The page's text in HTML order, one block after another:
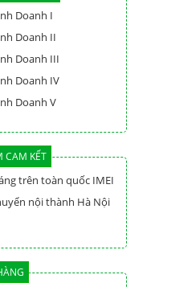
Doanh I
Doanh II
Doanh III
Doanh IV
Doanh V
CAM KẾT
trên toàn quốc IMEI
nội thành Hà Nội